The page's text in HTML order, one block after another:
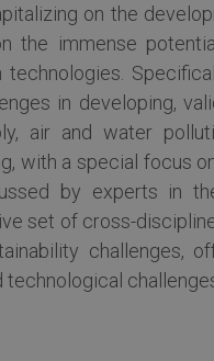
on the
the immense
technologies.
in developing,
air and water
with a special focus
by experts in
set of cross-
challenges,